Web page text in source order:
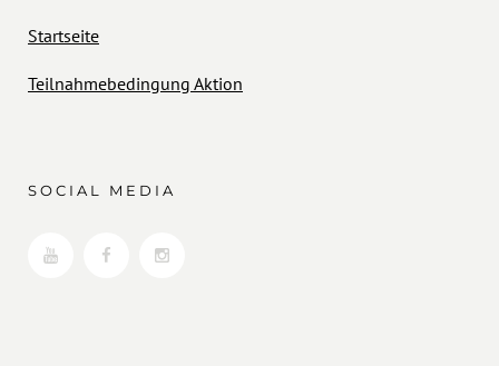
Startseite
Teilnahmebedingung Aktion
SOCIAL MEDIA